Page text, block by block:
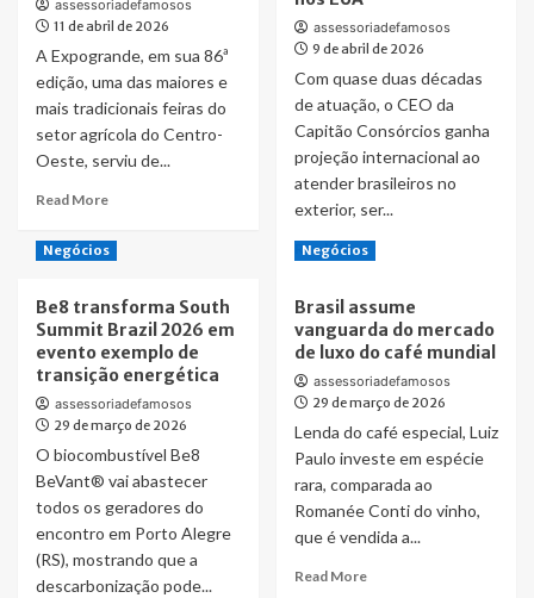
da
aquisição
massiva
inteligente
de
clientes
de
genética
e
já
destaca
Touro
Sião
assessoriadefamosos
11 de abril de 2026
A Expogrande, em sua 86ª
edição, uma das maiores e
mais tradicionais feiras do
setor agrícola do Centro-
Oeste, serviu de...
Read MoreRead
about
Urandir
Oliveira
apresenta
Skyros,
maior
“carro
voador”
agrícola,
86ª
Expogrande
assessoriadefamosos
9 de abril de 2026
Com quase duas décadas
de atuação, o CEO da
Capitão Consórcios ganha
projeção internacional ao
atender brasileiros no
exterior, ser...
Read MoreRead
Trajetória
de
Denis
Azevedo:
de
vendedor
de
SP
a
reconhecido
Negócios
Be8 transforma South
Summit Brazil 2026 em
evento exemplo de
transição energética
assessoriadefamosos
29 de março de 2026
O biocombustível Be8
BeVant® vai abastecer
todos os geradores do
encontro em Porto Alegre
(RS), mostrando que a
descarbonização pode...
Negócios
Brasil assume
vanguarda do mercado
de luxo do café mundial
assessoriadefamosos
29 de março de 2026
Lenda do café especial, Luiz
Paulo investe em espécie
rara, comparada ao
Romanée Conti do vinho,
que é vendida a...
Read MoreRead